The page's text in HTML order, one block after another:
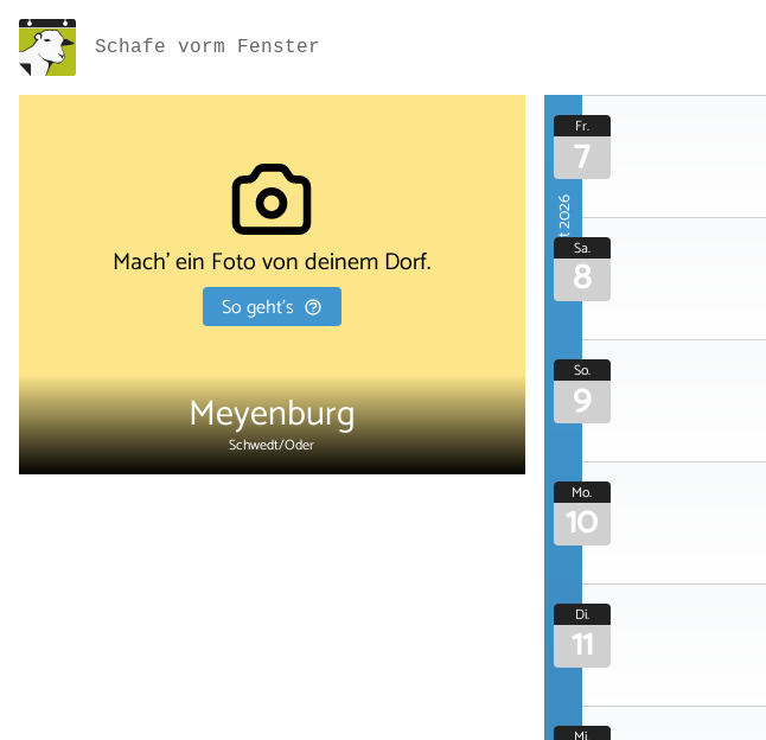
Schafe vorm Fenster
Mach' ein Foto von deinem Dorf.
So geht's
Meyenburg
Schwedt/Oder
August 2026
Fr.
7
Sa.
8
So.
9
Mo.
10
Di.
11